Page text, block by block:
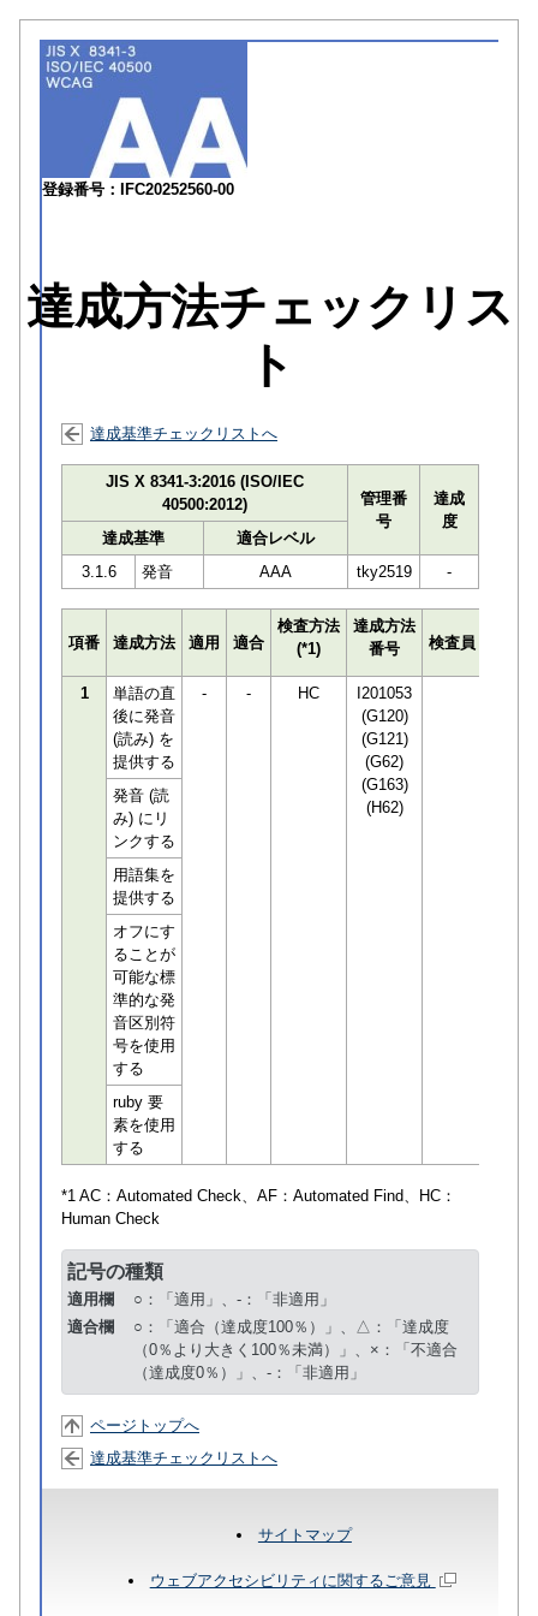
登録番号：IFC20252560-00
達成方法チェックリス
ト
達成基準チェックリストへ
JIS X 8341-3:2016 (ISO/IEC
40500:2012)
管理番
号
達成
度
達成基準
適合レベル
3.1.6
発音 AAA tky2519 -
項番 達成方法 適用 適合
検査方法
(*1)
達成方法
番号
検査員
1
単語の直
後に発音
(読み) を
提供する
- - HC
I201053
(G120)
(G121)
(G62)
(G163)
(H62)
発音 (読
み) にリ
ンクする
用語集を
提供する
オフにす
ることが
可能な標
準的な発
音区別符
号を使用
する
ruby 要
素を使用
する
*1 AC： Automated Check、AF： Automated Find、HC：
Human Check
記号の種類
適用欄
○：「適用」、-：「非適用」
適合欄
○：「適合（達成度100％）」、△：「達成度
（0％より大きく100％未満）」、×：「不適合
（達成度0％）」、-：「非適用」
ページトップへ
達成基準チェックリストへ
サイトマップ
ウェブアクセシビリティに関するご意見